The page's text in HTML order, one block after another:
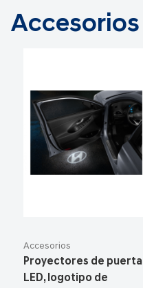
Accesorios
Accesorios
Proyectores de puerta
LED, logotipo de